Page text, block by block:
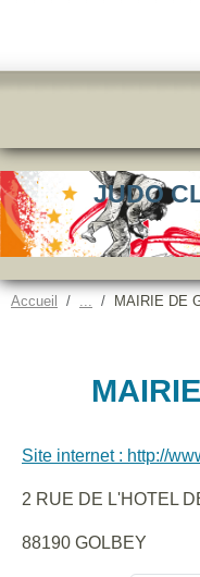
JUDO
Accueil MAIRIE DE
Site internet : http://
2 RUE DE L'HOTEL
88190 GOLBEY